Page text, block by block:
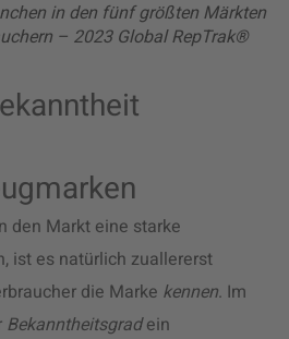
in den fünf größten Märkten
– 2023 Global RepTrak®
den Markt eine starke
ist es natürlich zuallererst
die Marke kennen. Im
Bekanntheitsgradein